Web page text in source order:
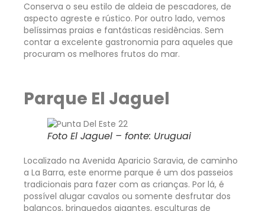
Conserva o seu estilo de aldeia de pescadores, de
aspecto agreste e rústico. Por outro lado, vemos
belíssimas praias e fantásticas residências. Sem
contar a excelente gastronomia para aqueles que
procuram os melhores frutos do mar.
Parque El Jaguel
Foto El Jaguel – fonte: Uruguai
Localizado na Avenida Aparicio Saravia, de caminho
a La Barra, este enorme parque é um dos passeios
tradicionais para fazer com as crianças. Por lá, é
possível alugar cavalos ou somente desfrutar dos
balanços, brinquedos gigantes, esculturas de